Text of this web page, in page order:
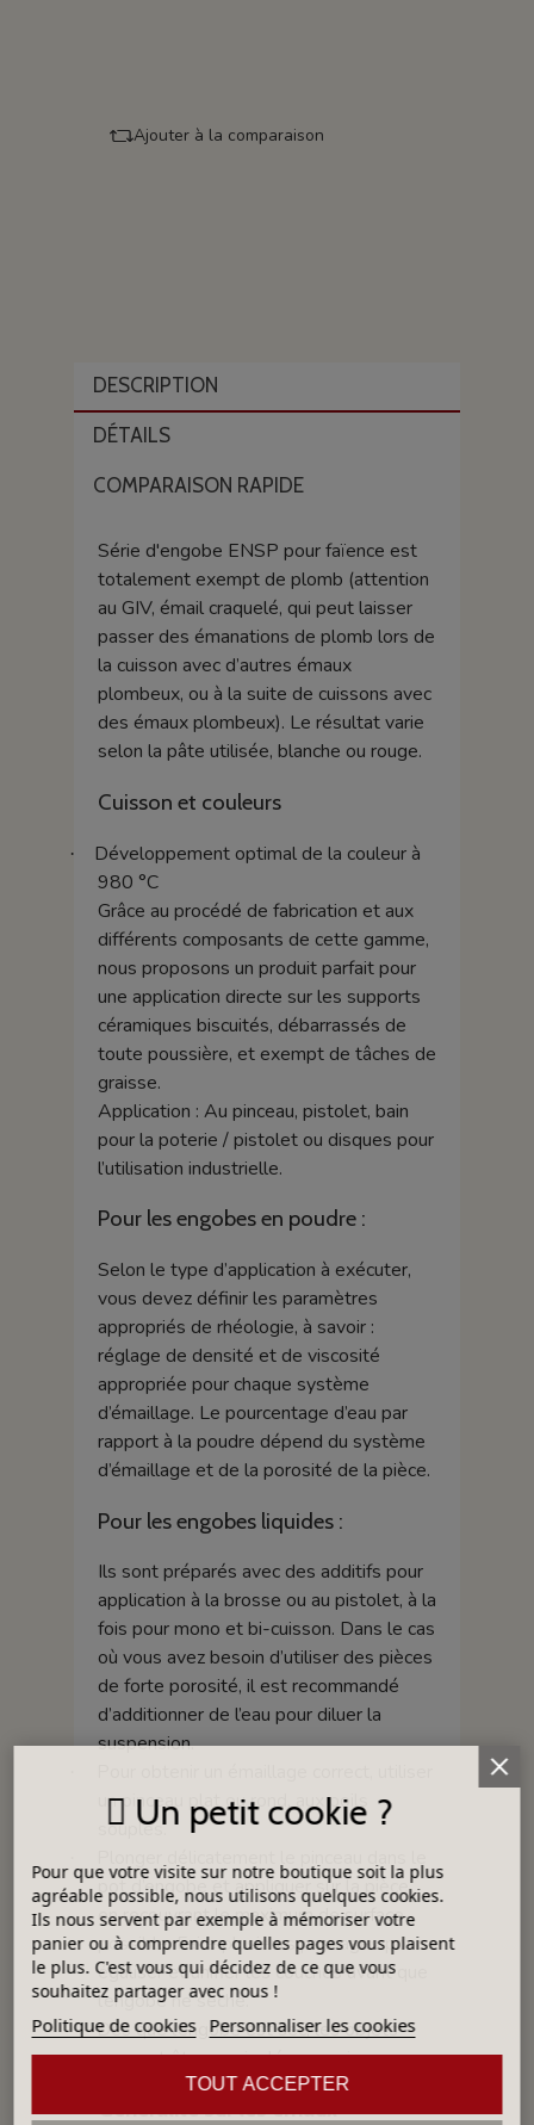
Ajouter à la comparaison
DESCRIPTION
DÉTAILS
COMPARAISON RAPIDE
Série d'engobe ENSP pour faïence est
totalement exempt de plomb (attention
au GIV, émail craquelé, qui peut laisser
passer des émanations de plomb lors de
la cuisson avec d’autres émaux
plombeux, ou à la suite de cuissons avec
des émaux plombeux). Le résultat varie
selon la pâte utilisée, blanche ou rouge.
Cuisson et couleurs
·
Développement optimal de la couleur à
980 °C
Grâce au procédé de fabrication et aux
différents composants de cette gamme,
nous proposons un produit parfait pour
une application directe sur les supports
céramiques biscuités, débarrassés de
toute poussière, et exempt de tâches de
graisse.
Application : Au pinceau, pistolet, bain
pour la poterie / pistolet ou disques pour
l’utilisation industrielle.
Pour les engobes en poudre :
Selon le type d’application à exécuter,
vous devez définir les paramètres
appropriés de rhéologie, à savoir :
réglage de densité et de viscosité
appropriée pour chaque système
d’émaillage. Le pourcentage d’eau par
rapport à la poudre dépend du système
d’émaillage et de la porosité de la pièce.
Pour les engobes liquides :
Ils sont préparés avec des additifs pour
application à la brosse ou au pistolet, à la
fois pour mono et bi-cuisson. Dans le cas
où vous avez besoin d’utiliser des pièces
de forte porosité, il est recommandé
d’additionner de l’eau pour diluer la
suspension.
un pinceau plat ou rond, aux poils
souples.
Plonger délicatement le pinceau dans le
pot d’engobe et appliquer sur la pièce,
en recouvrant le maximum de surface
possible. Faire plusieurs passages pour
égaliser et unifier les couches avant que
l’engobe ne sèche.
·
Dès que l’engobe est sec, les objets
peuvent être manipulés sans risque.
Généralité sur les émaux
Un petit cookie ?
Pour que votre visite sur notre boutique soit la plus
agréable possible, nous utilisons quelques cookies.
Ils nous servent par exemple à mémoriser votre
panier ou à comprendre quelles pages vous plaisent
le plus. C'est vous qui décidez de ce que vous
souhaitez partager avec nous !
Politique de cookies Personnaliser les cookies
TOUT ACCEPTER